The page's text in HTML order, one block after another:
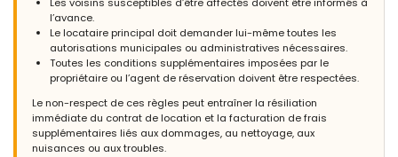
Les voisins susceptibles d’être affectés doivent être informés à
l’avance.
Le locataire principal doit demander lui-même toutes les
autorisations municipales ou administratives nécessaires.
Toutes les conditions supplémentaires imposées par le
propriétaire ou l’agent de réservation doivent être respectées.
Le non-respect de ces règles peut entraîner la résiliation
immédiate du contrat de location et la facturation de frais
supplémentaires liés aux dommages, au nettoyage, aux
nuisances ou aux troubles.